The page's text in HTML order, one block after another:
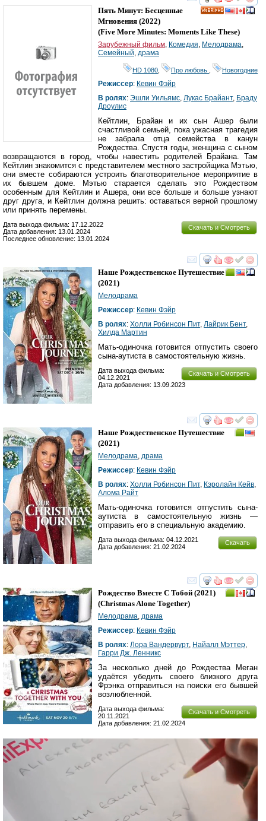
смотреть
Пять Минут: Бесценные
Мгновения (2022)
(Five More Minutes: Moments Like These)
Зарубежный фильм, Комедия, Мелодрама,
Семейный, драма
HD 1080 Про любовь Новогодние
Режиссер: Кевин Фэйр
В ролях: Эшли Уильямс, Лукас Брайант, Брадy
Дроулис
Кейтлин, Брайан и их сын Ашер были
счастливой семьей, пока ужасная трагедия
не забрала отца семейства в канун
Рождества. Спустя годы, женщина с сыном
возвращаются в город, чтобы навестить родителей Брайана. Там
Кейтлин знакомится с представителем местного застройщика Мэтью,
они вместе собираются устроить благотворительное мероприятие в
их бывшем доме. Мэтью старается сделать это Рождеством
особенным для Кейтлин и Ашера, они все больше и больше узнают
друг друга, и Кейтлин должна решить: оставаться верной прошлому
или принять перемены.
Скачать и Смотреть
Дата выхода фильма: 17.12.2022
Дата добавления: 13.01.2024
Последнее обновление: 13.01.2024
смотреть
Наше Рождественское Путешествие
(2021)
Мелодрама
Режиссер: Кевин Фэйр
В ролях: Холли Робинсон Пит, Лайрик Бент,
Хилда Мартин
Мать-одиночка готовится отпустить своего
сына-аутиста в самостоятельную жизнь.
Скачать и Смотреть
Дата выхода фильма:
04.12.2021
Дата добавления: 13.09.2023
смотреть
Наше Рождественское Путешествие
(2021)
Мелодрама, драма
Режиссер: Кевин Фэйр
В ролях: Холли Робинсон Пит, Кэролайн Кейв,
Алома Райт
Мать-одиночка готовится отпустить сына-
аутиста в самостоятельную жизнь —
отправить его в специальную академию.
Скачать
Дата выхода фильма: 04.12.2021
Дата добавления: 21.02.2024
смотреть
Рождество Вместе С Тобой (2021)
(Christmas Alone Together)
Мелодрама, драма
Режиссер: Кевин Фэйр
В ролях: Лора Вандервурт, Найалл Мэттер,
Гарри Дж. Ленникс
За несколько дней до Рождества Меган
удаётся убедить своего близкого друга
Фрэнка отправиться на поиски его бывшей
возлюбленной.
Скачать и Смотреть
Дата выхода фильма:
20.11.2021
Дата добавления: 21.02.2024